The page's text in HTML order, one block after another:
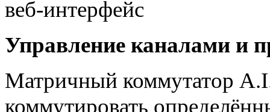
Управление каналами и
Матричный коммутатор
коммутировать